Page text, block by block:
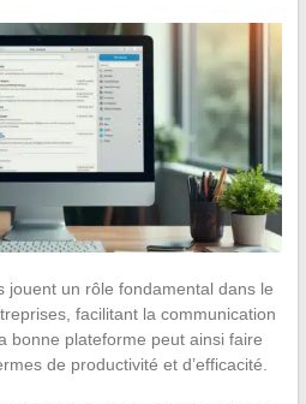
jouent un rôle fondamental dans le
facilitant la communication
bonne plateforme peut ainsi faire
de productivité et d’efficacité.